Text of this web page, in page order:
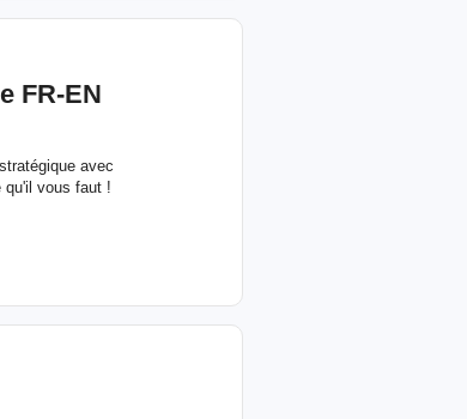
FR-EN
avec
qu'il vous faut !